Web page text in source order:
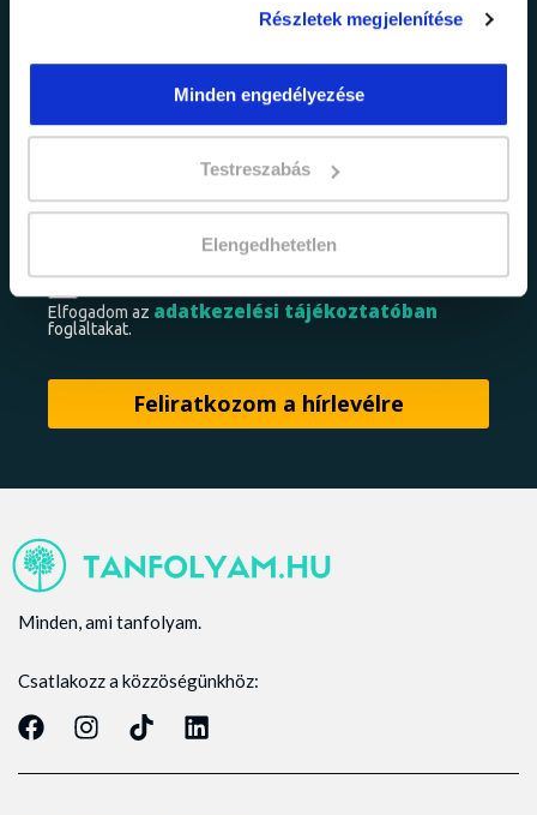
Részletek megjelenítése
Minden engedélyezése
Testreszabás
Elengedhetetlen
Értesülj elsőként legújabb tanfolyamainkról,
promócióinkról.
Elfogadom az adatkezelési tájékoztatóban
foglaltakat.
Minden, ami tanfolyam.
Csatlakozz a közzöségünkhöz: